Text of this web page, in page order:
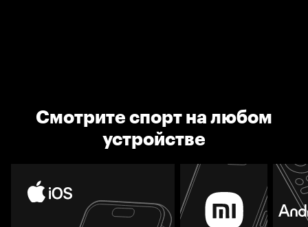
Смотрите спорт на любом
устройстве